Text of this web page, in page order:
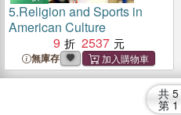
5.Religion and Sports in
American Culture
9
2537
無庫存
共 5
第 1